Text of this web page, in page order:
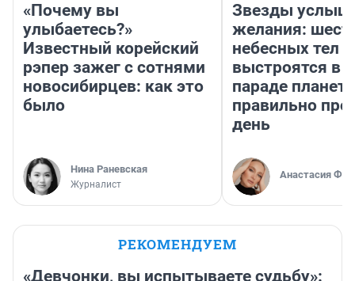
«Почему вы
улыбаетесь?»
Известный корейский
рэпер зажег с сотнями
новосибирцев: как это
было
Нина Раневская
Журналист
Звезды
желания:
небесных тел
выстроятся в
параде планет
правильно
день
Анастасия
РЕКОМЕНДУЕМ
«Девчонки, вы испытываете судьбу»: